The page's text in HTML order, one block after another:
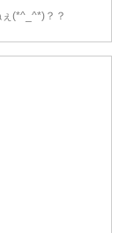
(*^_^*)？？